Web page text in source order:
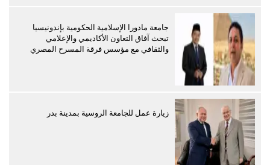
جامعة مادورا الإسلامية الحكومية بإندونيسيا
تبحث آفاق التعاون الأكاديمي والإعلامي
والثقافي مع مؤسس فرقة المسرح المصري
زيارة عمل للجامعة الروسية بمدينة بدر